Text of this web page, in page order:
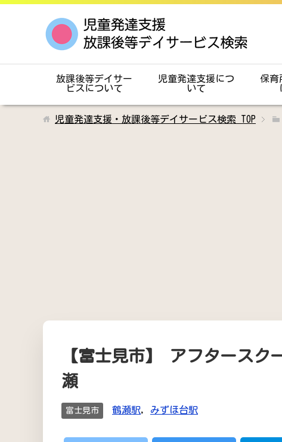
放課後等デイサー
ビスについて
児童発達支援につ
いて
保育
児童発達支援・放課後等デイサービス検索 TOP
【富士見市】 アフタース
瀬
富士見市 鶴瀬駅, みずほ台駅